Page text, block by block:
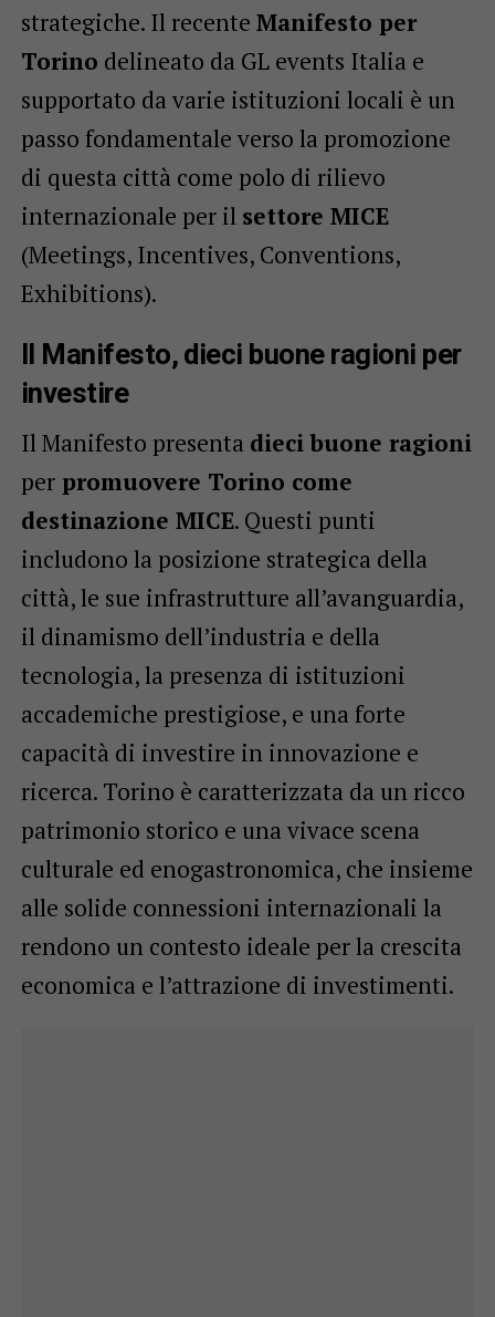
strategiche. Il recente Manifesto per
Torino delineato da GL events Italia e
supportato da varie istituzioni locali è un
passo fondamentale verso la promozione
di questa città come polo di rilievo
internazionale per il settore MICE
(Meetings, Incentives, Conventions,
Exhibitions).
Il Manifesto, dieci buone ragioni per
investire
Il Manifesto presenta dieci buone ragioni
perpromuovere Torino come
destinazione MICE. Questi punti
includono la posizione strategica della
città, le sue infrastrutture all’avanguardia,
il dinamismo dell’industria e della
tecnologia, la presenza di istituzioni
accademiche prestigiose, e una forte
capacità di investire in innovazione e
ricerca. Torino è caratterizzata da un ricco
patrimonio storico e una vivace scena
culturale ed enogastronomica, che insieme
alle solide connessioni internazionali la
rendono un contesto ideale per la crescita
economica e l’attrazione di investimenti.